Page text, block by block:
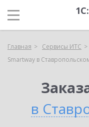
Главная Сервисы ИТС
Smartway в
в